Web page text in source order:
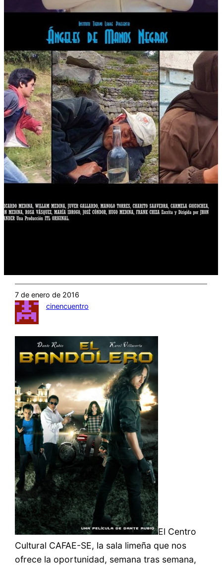
7 de enero de 2016
cinencuentro
El Centro
Cultural CAFAE-SE, la sala limeña que nos
ofrece la oportunidad, semana tras semana,